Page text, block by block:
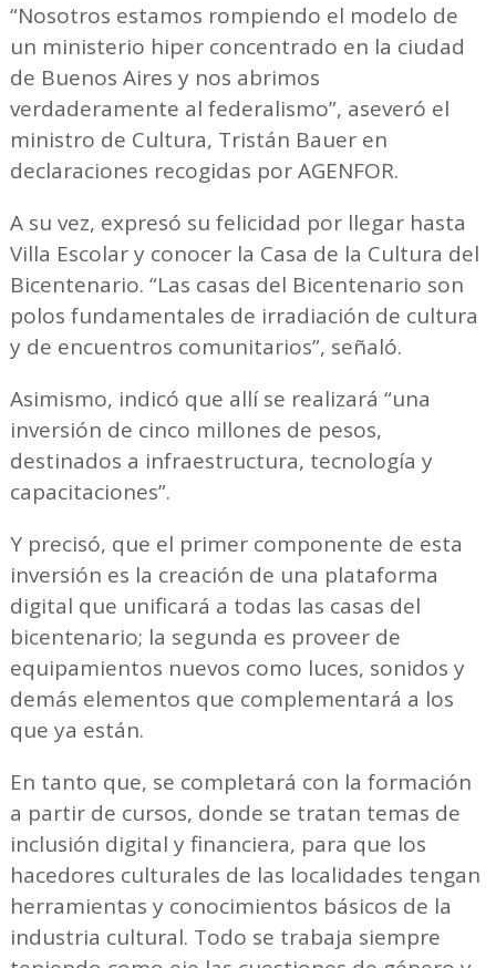
“Nosotros estamos rompiendo el modelo de
un ministerio hiper concentrado en la ciudad
de Buenos Aires y nos abrimos
verdaderamente al federalismo”, aseveró el
ministro de Cultura, Tristán Bauer en
declaraciones recogidas por AGENFOR.
A su vez, expresó su felicidad por llegar hasta
Villa Escolar y conocer la Casa de la Cultura del
Bicentenario. “Las casas del Bicentenario son
polos fundamentales de irradiación de cultura
y de encuentros comunitarios”, señaló.
Asimismo, indicó que allí se realizará “una
inversión de cinco millones de pesos,
destinados a infraestructura, tecnología y
capacitaciones”.
Y precisó, que el primer componente de esta
inversión es la creación de una plataforma
digital que unificará a todas las casas del
bicentenario; la segunda es proveer de
equipamientos nuevos como luces, sonidos y
demás elementos que complementará a los
que ya están.
En tanto que, se completará con la formación
a partir de cursos, donde se tratan temas de
inclusión digital y financiera, para que los
hacedores culturales de las localidades tengan
herramientas y conocimientos básicos de la
industria cultural. Todo se trabaja siempre